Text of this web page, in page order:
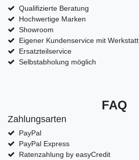
Qualifizierte Beratung
Hochwertige Marken
Showroom
Eigener Kundenservice mit Werkstatt
Ersatzteilservice
Selbstabholung möglich
FAQ
Zahlungsarten
PayPal
PayPal Express
Ratenzahlung by easyCredit